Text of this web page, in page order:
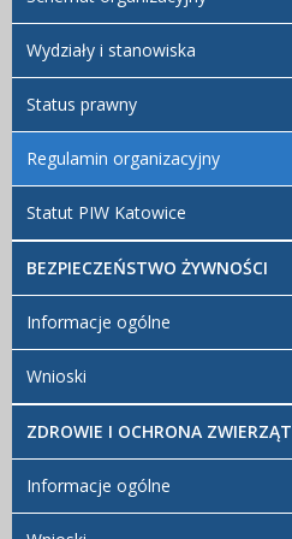
PIW Katowice
Artykuł został
zmieniony.
Usunięte
załączniki
Schemat
- załącznik do
regulaminu
Wykaz
symboli
oznaczających
poszczególne
komórki
Regulamin
organizacyjny
PIW Katowice
16
2025
09:57
Wydziały i stanowiska
Status prawny
Regulamin organizacyjny
Statut PIW Katowice
BEZPIECZEŃSTWO ŻYWNOŚCI
Informacje ogólne
Wnioski
ZDROWIE I OCHRONA ZWIERZĄT
Informacje ogólne